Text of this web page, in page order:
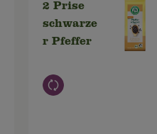
2 Prise
schwarze
r Pfeffer
Auswahl ändern